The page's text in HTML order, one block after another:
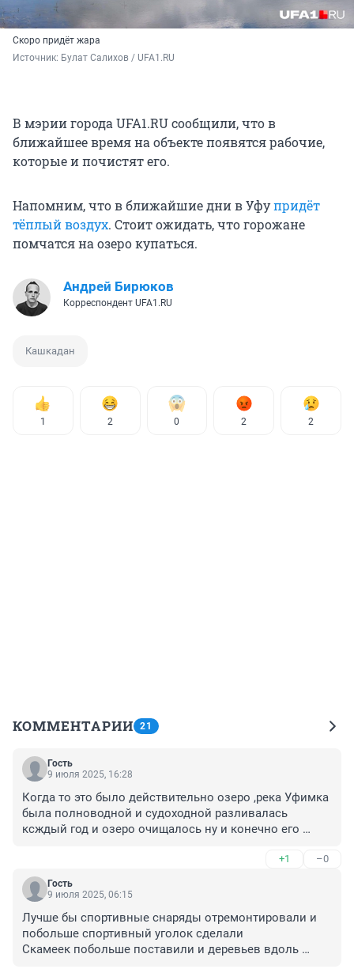
Скоро придёт жара
Источник: Булат Салихов / UFA1.RU
В мэрии города UFA1.RU сообщили, что в
ближайшее время на объекте появятся рабочие,
которые и почистят его.
Напомним, что в ближайшие дни в Уфупридёт
тёплый воздух. Стоит ожидать, что горожане
помчатся на озеро купаться.
Андрей Бирюков
Корреспондент UFA1.RU
Кашкадан
1 2 0 2 2
КОММЕНТАРИИ 21
Гость
9 июля 2025, 16:28
Когда то это было действительно озеро ,река Уфимка
была полноводной и судоходной разливалась
ксждый год и озеро очищалось ну и конечно его
полноводным При застройке сипайлово эко система
пострадала ,сединение с рекой отсутствует родники
иссякли вот и результат налицо,такая же учесть озера
нулевой Исчезло озерцо при выезде из Сипайлово в
сторону Планеты после расширения дороги и
строительства на горе где были сады и Клшкин лес в
+1 –0
Гость
9 июля 2025, 06:15
Лучше бы спортивные снаряды отремонтировали и
побольше спортивный уголок сделали
Скамеек побольше поставили и деревьев вдоль